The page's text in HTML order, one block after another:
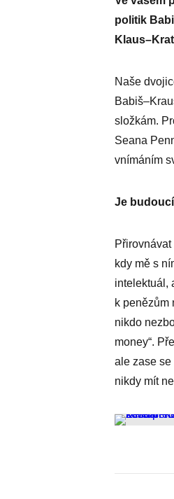
politik
Naše
složkám.
Seana
vnímáním
Je
kdy mě s
intelektuál,
k penězům
nikdo
money“.
ale zase
nikdy mít